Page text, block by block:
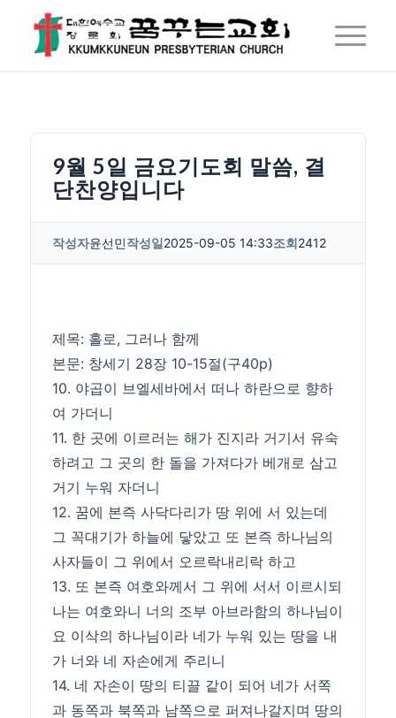
9월 5일 금요기도회 말씀, 결
단찬양입니다
작성자윤선민작성일2025-09-05 14:33조회2412
제목: 홀로, 그러나 함께
본문: 창세기 28장 10-15절(구40p)
10. 야곱이 브엘세바에서 떠나 하란으로 향하
여 가더니
11. 한 곳에 이르러는 해가 진지라 거기서 유숙
하려고 그 곳의 한 돌을 가져다가 베개로 삼고
거기 누워 자더니
12. 꿈에 본즉 사닥다리가 땅 위에 서 있는데
그 꼭대기가 하늘에 닿았고 또 본즉 하나님의
사자들이 그 위에서 오르락내리락 하고
13. 또 본즉 여호와께서 그 위에 서서 이르시되
나는 여호와니 너의 조부 아브라함의 하나님이
요 이삭의 하나님이라 네가 누워 있는 땅을 내
가 너와 네 자손에게 주리니
14. 네 자손이 땅의 티끌 같이 되어 네가 서쪽
과 동쪽과 북쪽과 남쪽으로 퍼져나갈지며 땅의